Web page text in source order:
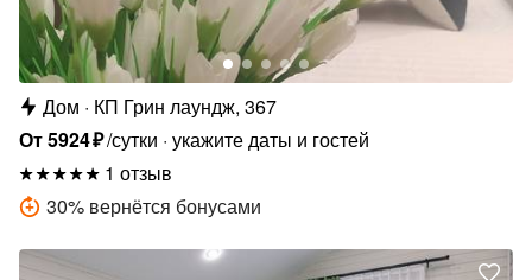
Дом
КП Грин лаундж, 367
От5924₽/сутки укажите даты и гостей
1 отзыв
30% вернётся бонусами